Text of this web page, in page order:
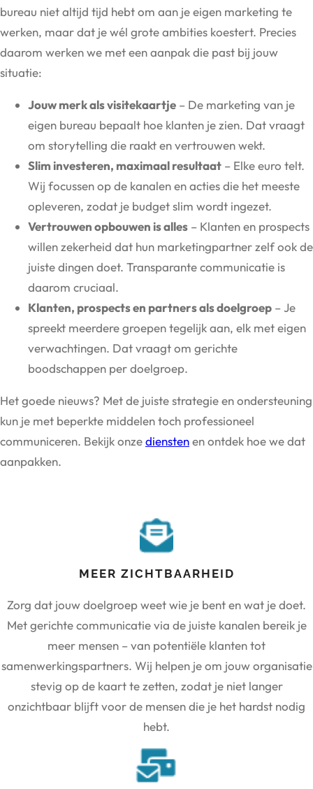
bureau niet altijd tijd hebt om aan je eigen marketing te
werken, maar dat je wél grote ambities koestert. Precies
daarom werken we met een aanpak die past bij jouw
situatie:
Jouw merk als visitekaartje – De marketing van je
eigen bureau bepaalt hoe klanten je zien. Dat vraagt
om storytelling die raakt en vertrouwen wekt.
Slim investeren, maximaal resultaat – Elke euro telt.
Wij focussen op de kanalen en acties die het meeste
opleveren, zodat je budget slim wordt ingezet.
Vertrouwen opbouwen is alles – Klanten en prospects
willen zekerheid dat hun marketingpartner zelf ook de
juiste dingen doet. Transparante communicatie is
daarom cruciaal.
Klanten, prospects en partners als doelgroep – Je
spreekt meerdere groepen tegelijk aan, elk met eigen
verwachtingen. Dat vraagt om gerichte
boodschappen per doelgroep.
Het goede nieuws? Met de juiste strategie en ondersteuning
kun je met beperkte middelen toch professioneel
communiceren. Bekijk onzedienstenen ontdek hoe we dat
aanpakken.
MEER ZICHTBAARHEID
Zorg dat jouw doelgroep weet wie je bent en wat je doet.
Met gerichte communicatie via de juiste kanalen bereik je
meer mensen – van potentiële klanten tot
samenwerkingspartners. Wij helpen je om jouw organisatie
stevig op de kaart te zetten, zodat je niet langer
onzichtbaar blijft voor de mensen die je het hardst nodig
hebt.